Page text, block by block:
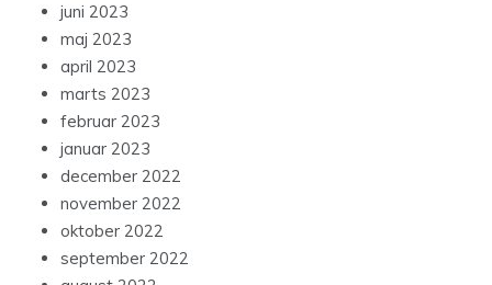
juni 2023
maj 2023
april 2023
marts 2023
februar 2023
januar 2023
december 2022
november 2022
oktober 2022
september 2022